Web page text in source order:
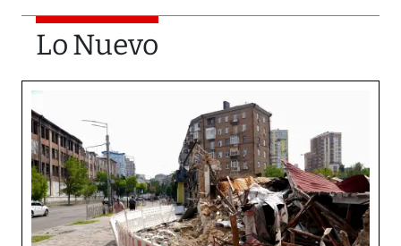
Lo Nuevo